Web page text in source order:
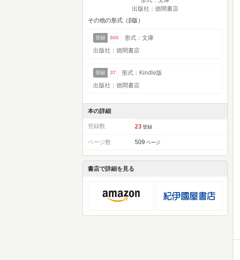
出版社：徳間書店
その他の形式（β版）
登録 600
形式：文庫
出版社：徳間書店
登録 37
形式：Kindle版
出版社：徳間書店
本の詳細
登録数 23 登録
ページ数 509 ページ
書店で詳細を見る